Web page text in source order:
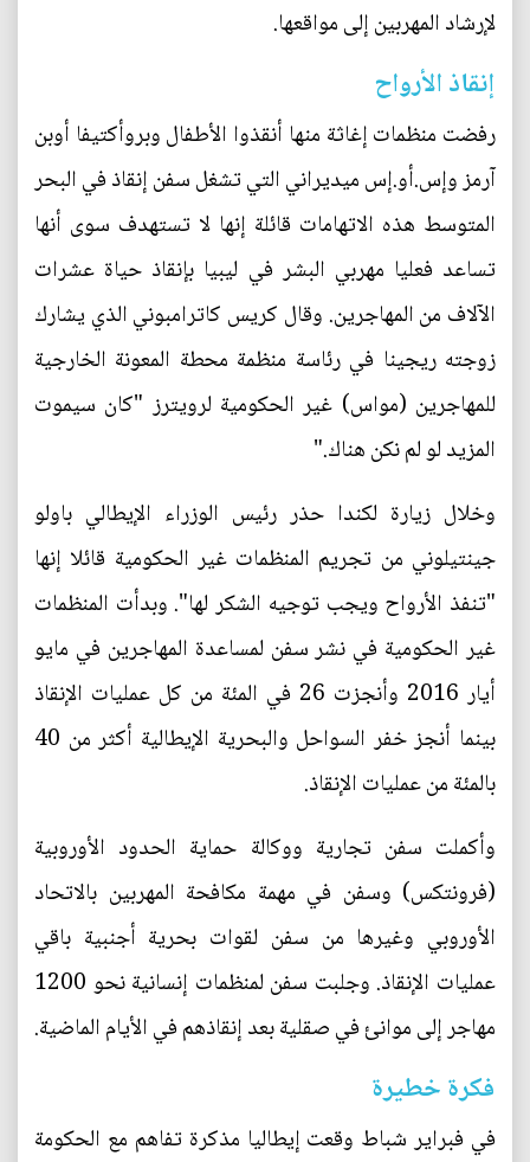
لإرشاد المهربين إلى مواقعها.
إنقاذ الأرواح
رفضت منظمات إغاثة منها أنقذوا الأطفال وبروأكتيفا أوبن
آرمز وإس.أو.إس ميديراني التي تشغل سفن إنقاذ في البحر
المتوسط هذه الاتهامات قائلة إنها لا تستهدف سوى أنها
تساعد فعليا مهربي البشر في ليبيا بإنقاذ حياة عشرات
الآلاف من المهاجرين. وقال كريس كاترامبوني الذي يشارك
زوجته ريجينا في رئاسة منظمة محطة المعونة الخارجية
للمهاجرين (مواس) غير الحكومية لرويترز "كان سيموت
المزيد لو لم نكن هناك."
وخلال زيارة لكندا حذر رئيس الوزراء الإيطالي باولو
جينتيلوني من تجريم المنظمات غير الحكومية قائلا إنها
"تنفذ الأرواح ويجب توجيه الشكر لها". وبدأت المنظمات
غير الحكومية في نشر سفن لمساعدة المهاجرين في مايو
أيار 2016 وأنجزت 26 في المئة من كل عمليات الإنقاذ
بينما أنجز خفر السواحل والبحرية الإيطالية أكثر من 40
بالمئة من عمليات الإنقاذ.
وأكملت سفن تجارية ووكالة حماية الحدود الأوروبية
(فرونتكس) وسفن في مهمة مكافحة المهربين بالاتحاد
الأوروبي وغيرها من سفن لقوات بحرية أجنبية باقي
عمليات الإنقاذ. وجلبت سفن لمنظمات إنسانية نحو 1200
مهاجر إلى موانئ في صقلية بعد إنقاذهم في الأيام الماضية.
فكرة خطيرة
في فبراير شباط وقعت إيطاليا مذكرة تفاهم مع الحكومة